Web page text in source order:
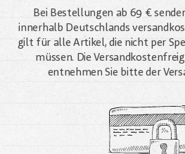
Bei Bestellungen ab 69 €
innerhalb Deutschlands
gilt für alle Artikel, die nicht per
müssen. Die
entnehmen Sie bitte der